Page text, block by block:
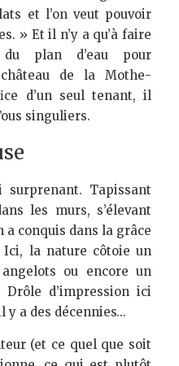
et l’on veut pouvoir
» Et il n’y a qu’à faire
plan d’eau pour
de la Mothe-
d’un seul tenant, il
singuliers.
surprenant. Tapissant
les murs, s’élevant
a conquis dans la grâce
Ici, la nature côtoie un
ou encore un
d’impression ici
y a des décennies…
(et ce quel que soit